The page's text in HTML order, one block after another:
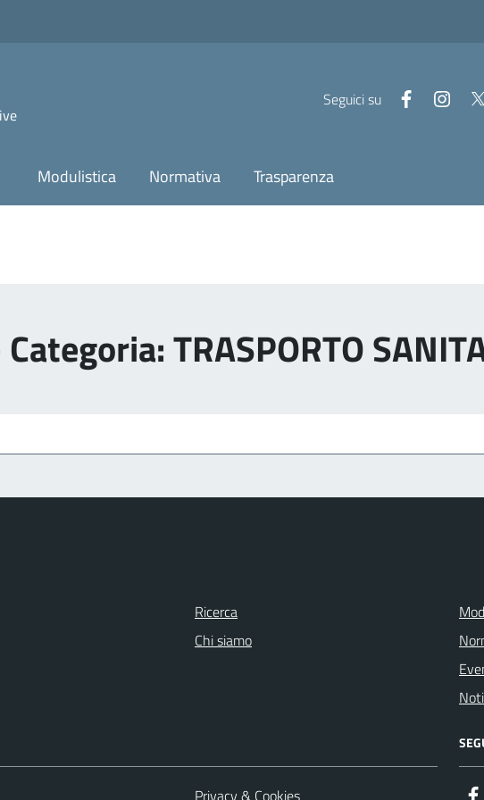
Seguici su Facebook
Modulistica Normativa Trasparenza
TRASPORTO
Ricerca
Chi siamo
Privacy & Cookies